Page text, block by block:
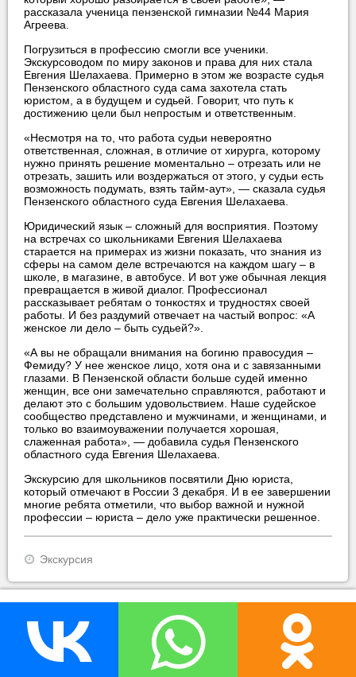
рассказала ученица пензенской гимназии №44 Мария
Агреева.
Погрузиться в профессию смогли все ученики.
Экскурсоводом по миру законов и права для них стала
Евгения Шелахаева. Примерно в этом же возрасте судья
Пензенского областного суда сама захотела стать
юристом, а в будущем и судьей. Говорит, что путь к
достижению цели был непростым и ответственным.
«Несмотря на то, что работа судьи невероятно
ответственная, сложная, в отличие от хирурга, которому
нужно принять решение моментально – отрезать или не
отрезать, зашить или воздержаться от этого, у судьи есть
возможность подумать, взять тайм-аут», — сказала судья
Пензенского областного суда Евгения Шелахаева.
Юридический язык – сложный для восприятия. Поэтому
на встречах со школьниками Евгения Шелахаева
старается на примерах из жизни показать, что знания из
сферы на самом деле встречаются на каждом шагу – в
школе, в магазине, в автобусе. И вот уже обычная лекция
превращается в живой диалог. Профессионал
рассказывает ребятам о тонкостях и трудностях своей
работы. И без раздумий отвечает на частый вопрос: «А
женское ли дело – быть судьей?».
«А вы не обращали внимания на богиню правосудия –
Фемиду? У нее женское лицо, хотя она и с завязанными
глазами. В Пензенской области больше судей именно
женщин, все они замечательно справляются, работают и
делают это с большим удовольствием. Наше судейское
сообщество представлено и мужчинами, и женщинами, и
только во взаимоуважении получается хорошая,
слаженная работа», — добавила судья Пензенского
областного суда Евгения Шелахаева.
Экскурсию для школьников посвятили Дню юриста,
который отмечают в России 3 декабря. И в ее завершении
многие ребята отметили, что выбор важной и нужной
профессии – юриста – дело уже практически решенное.
Экскурсия
прислать новость
нашли ошибку